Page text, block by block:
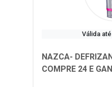
Válida
NAZCA-
COMPRE 24 E